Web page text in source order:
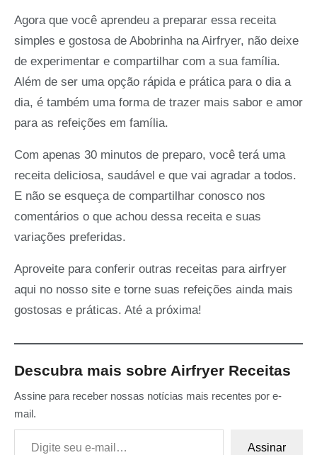
Agora que você aprendeu a preparar essa receita
simples e gostosa de Abobrinha na Airfryer, não deixe
de experimentar e compartilhar com a sua família.
Além de ser uma opção rápida e prática para o dia a
dia, é também uma forma de trazer mais sabor e amor
para as refeições em família.
Com apenas 30 minutos de preparo, você terá uma
receita deliciosa, saudável e que vai agradar a todos.
E não se esqueça de compartilhar conosco nos
comentários o que achou dessa receita e suas
variações preferidas.
Aproveite para conferir outras receitas para airfryer
aqui no nosso site e torne suas refeições ainda mais
gostosas e práticas. Até a próxima!
Descubra mais sobre Airfryer Receitas
Assine para receber nossas notícias mais recentes por e-
mail.
Digite seu e-mail…
Assinar